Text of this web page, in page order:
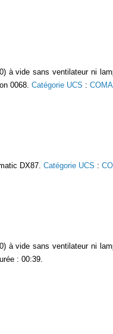
à vide sans ventilateur ni
0068. Catégorie UCS :
DX87. Catégorie UCS :
à vide sans ventilateur ni
: 00:39.